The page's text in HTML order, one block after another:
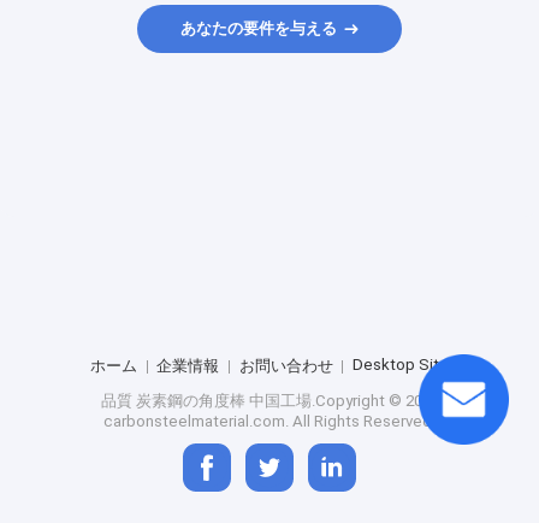
あなたの要件を与える
ホーム 企業情報 お問い合わせ Desktop Site
品質 炭素鋼の角度棒 中国工場.Copyright © 2025
carbonsteelmaterial.com. All Rights Reserved.